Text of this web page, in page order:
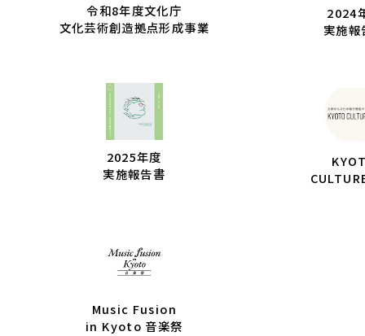
令和8年度文化庁
文化芸術創造拠点形成事業
2024
実施報
2025年度
実施報告書
Music Fusion
in Kyoto 音楽祭